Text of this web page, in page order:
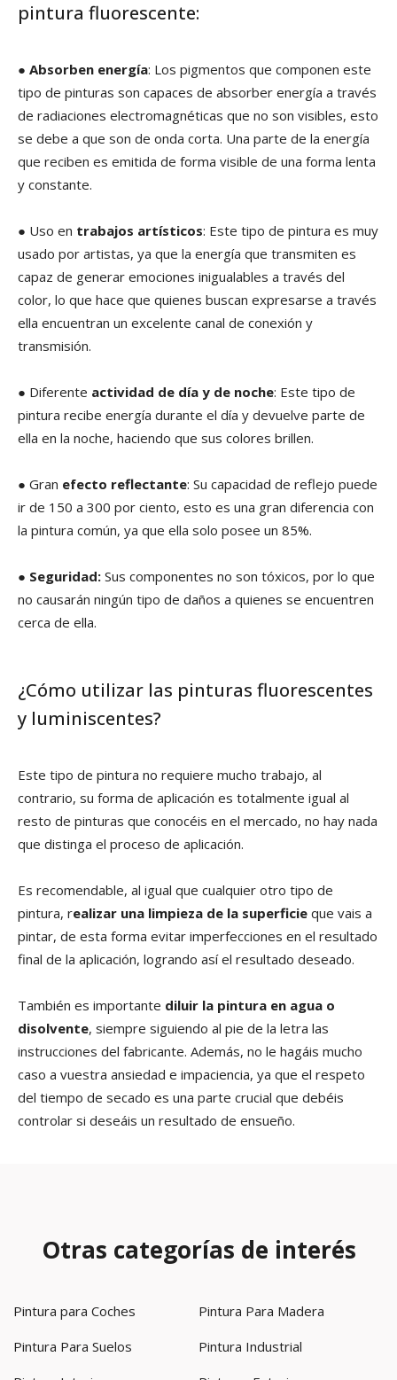
pintura fluorescente:
● Absorben energía: Los pigmentos que componen este
tipo de pinturas son capaces de absorber energía a través
de radiaciones electromagnéticas que no son visibles, esto
se debe a que son de onda corta. Una parte de la energía
que reciben es emitida de forma visible de una forma lenta
y constante.
● Uso en trabajos artísticos: Este tipo de pintura es muy
usado por artistas, ya que la energía que transmiten es
capaz de generar emociones inigualables a través del
color, lo que hace que quienes buscan expresarse a través
ella encuentran un excelente canal de conexión y
transmisión.
● Diferente actividad de día y de noche: Este tipo de
pintura recibe energía durante el día y devuelve parte de
ella en la noche, haciendo que sus colores brillen.
● Gran efecto reflectante: Su capacidad de reflejo puede
ir de 150 a 300 por ciento, esto es una gran diferencia con
la pintura común, ya que ella solo posee un 85%.
● Seguridad: Sus componentes no son tóxicos, por lo que
no causarán ningún tipo de daños a quienes se encuentren
cerca de ella.
¿Cómo utilizar las pinturas fluorescentes
y luminiscentes?
Este tipo de pintura no requiere mucho trabajo, al
contrario, su forma de aplicación es totalmente igual al
resto de pinturas que conocéis en el mercado, no hay nada
que distinga el proceso de aplicación.
Es recomendable, al igual que cualquier otro tipo de
pintura, realizar una limpieza de la superficie que vais a
pintar, de esta forma evitar imperfecciones en el resultado
final de la aplicación, logrando así el resultado deseado.
También es importante diluir la pintura en agua o
disolvente, siempre siguiendo al pie de la letra las
instrucciones del fabricante. Además, no le hagáis mucho
caso a vuestra ansiedad e impaciencia, ya que el respeto
del tiempo de secado es una parte crucial que debéis
controlar si deseáis un resultado de ensueño.
Otras categorías de interés
Pintura para Coches
Pintura Para Madera
Pintura Para Suelos
Pintura Industrial